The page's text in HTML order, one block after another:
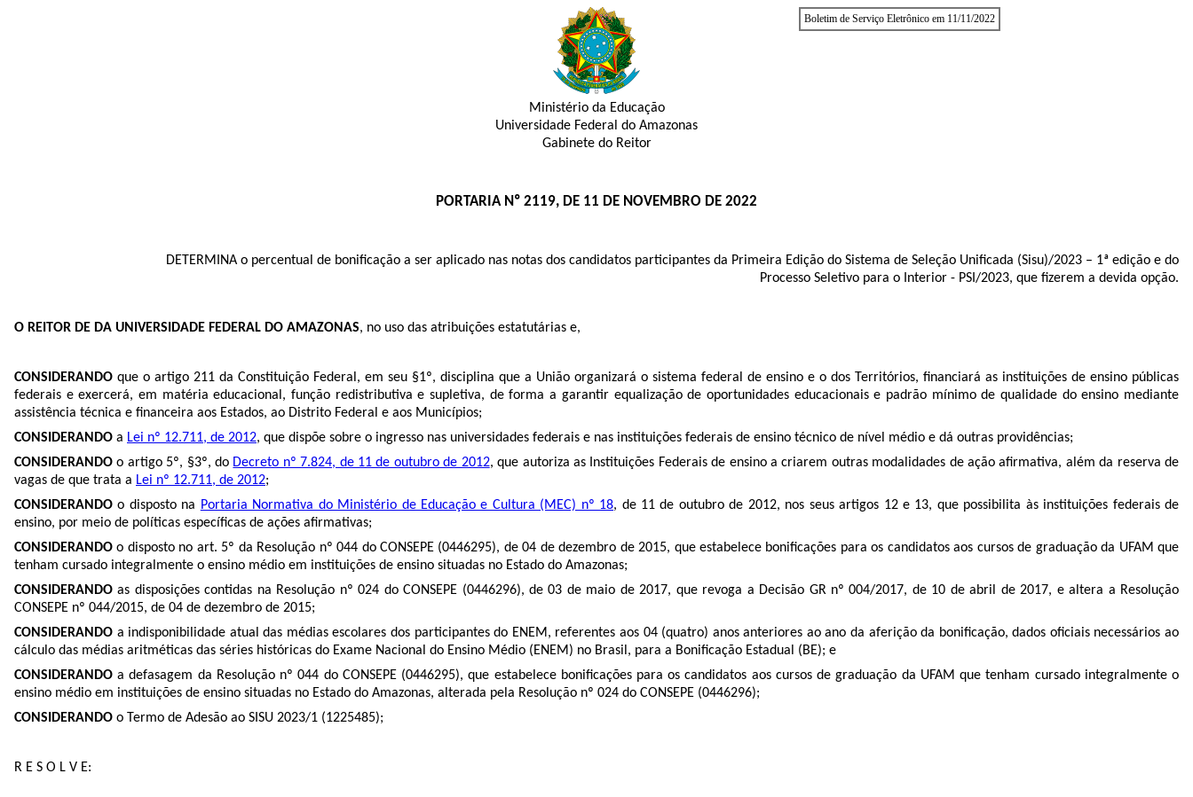
Boletim de Serviço Eletrônico em 11/11/2022
Ministério da Educação
Universidade Federal do Amazonas
Gabinete do Reitor
PORTARIA Nº 2119, DE 11 DE NOVEMBRO DE 2022
DETERMINA o percentual de bonificação a ser aplicado nas notas dos candidatos participantes da Primeira Edição do Sistema de Seleção Unificada (Sisu)/2023 – 1ª edição e do
Processo Seletivo para o Interior - PSI/2023, que fizerem a devida opção.
O REITOR DE DA UNIVERSIDADE FEDERAL DO AMAZONAS, no uso das atribuições estatutárias e,
CONSIDERANDO que o artigo 211 da Constituição Federal, em seu §1º, disciplina que a União organizará o sistema federal de ensino e o dos Territórios, financiará as instituições de ensino públicas
federais e exercerá, em matéria educacional, função redistributiva e supletiva, de forma a garantir equalização de oportunidades educacionais e padrão mínimo de qualidade do ensino mediante
assistência técnica e financeira aos Estados, ao Distrito Federal e aos Municípios;
CONSIDERANDO a Lei nº 12.711, de 2012, que dispõe sobre o ingresso nas universidades federais e nas instituições federais de ensino técnico de nível médio e dá outras providências;
CONSIDERANDO o artigo 5º, §3º, do Decreto nº 7.824, de 11 de outubro de 2012, que autoriza as Instituições Federais de ensino a criarem outras modalidades de ação afirmativa, além da reserva de
vagas de que trata a Lei nº 12.711, de 2012;
CONSIDERANDO o disposto na Portaria Normativa do Ministério de Educação e Cultura (MEC) nº 18, de 11 de outubro de 2012, nos seus artigos 12 e 13, que possibilita às instituições federais de
ensino, por meio de políticas específicas de ações afirmativas;
CONSIDERANDO o disposto no art. 5º da Resolução nº 044 do CONSEPE (0446295), de 04 de dezembro de 2015, que estabelece bonificações para os candidatos aos cursos de graduação da UFAM que
tenham cursado integralmente o ensino médio em instituições de ensino situadas no Estado do Amazonas;
CONSIDERANDO as disposições contidas na Resolução nº 024 do CONSEPE (0446296), de 03 de maio de 2017, que revoga a Decisão GR nº 004/2017, de 10 de abril de 2017, e altera a Resolução
CONSEPE nº 044/2015, de 04 de dezembro de 2015;
CONSIDERANDO a indisponibilidade atual das médias escolares dos participantes do ENEM, referentes aos 04 (quatro) anos anteriores ao ano da aferição da bonificação, dados oficiais necessários ao
cálculo das médias aritméticas das séries históricas do Exame Nacional do Ensino Médio (ENEM) no Brasil, para a Bonificação Estadual (BE); e
CONSIDERANDO a defasagem da Resolução nº 044 do CONSEPE (0446295), que estabelece bonificações para os candidatos aos cursos de graduação da UFAM que tenham cursado integralmente o
ensino médio em instituições de ensino situadas no Estado do Amazonas, alterada pela Resolução nº 024 do CONSEPE (0446296);
CONSIDERANDO o Termo de Adesão ao SISU 2023/1 (1225485);
R E S O L V E: